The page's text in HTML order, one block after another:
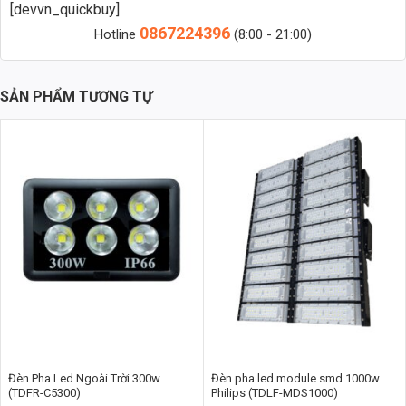
Thương hiệu: TDL (Thành Đạt LED)
Điện áp: 220V AC
Hệ số công suất (PF): > 0.9
Chỉ số hoàn màu (CRI): > 85
Nhiệt độ màu: Trắng (6000K), Trung Tính (4000K), Vàng (3000K)
Vật liệu vỏ: Hợp kim nhôm ADC12 (tản nhiệt hiệu quả)
[devvn_quickbuy]
Hotline 0867224396 (8:00 - 21:00)
SẢN PHẨM TƯƠNG TỰ
Đèn Pha Led Ngoài Trời 300w
(TDFR-C5300)
Đèn pha led module smd 1000w
Philips (TDLF-MDS1000)